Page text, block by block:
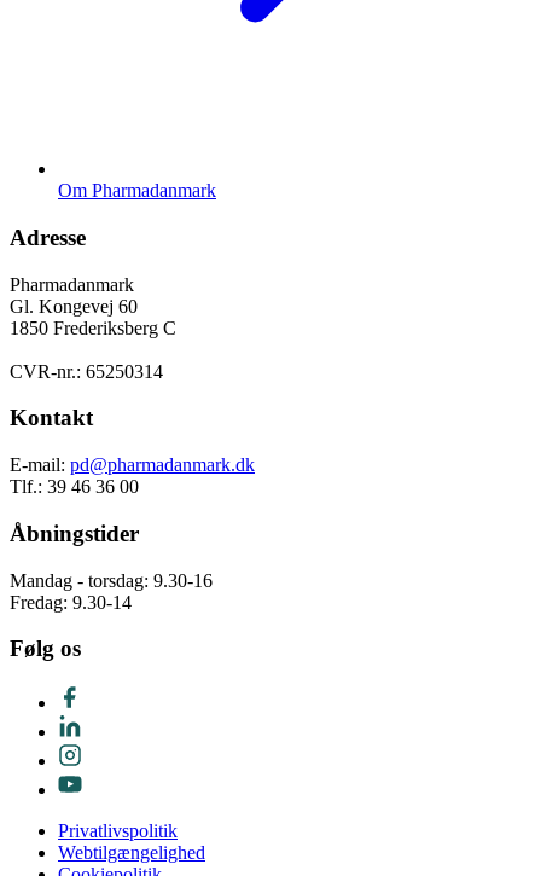
Om Pharmadanmark
Adresse
Pharmadanmark
Gl. Kongevej 60
1850 Frederiksberg C
CVR-nr.: 65250314
Kontakt
E-mail: pd@pharmadanmark.dk
Tlf.: 39 46 36 00
Åbningstider
Mandag - torsdag: 9.30-16
Fredag: 9.30-14
Følg os
Privatlivspolitik
Webtilgængelighed